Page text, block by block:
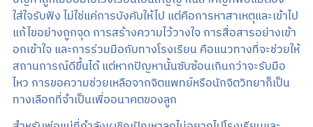
ใส่ใจรับฟัง ไม่ใช่แค่การบังคับให้ไป แต่คือการหาสาเหตุและเข้าไป
แก้ไขอย่างถูกจุด การสร้างความไว้วางใจ การสื่อสารอย่างเข้า
อกเข้าใจ และการร่วมมือกับทางโรงเรียน คือแนวทางที่จะช่วยให้
สถานการณ์ดีขึ้นได้ แต่หากปัญหานั้นซับซ้อนเกินกว่าจะรับมือ
ไหว การขอความช่วยเหลือจากจิตแพทย์หรือนักจิตวิทยาก็เป็น
ทางเลือกที่จำเป็นเพื่ออนาคตของลูก